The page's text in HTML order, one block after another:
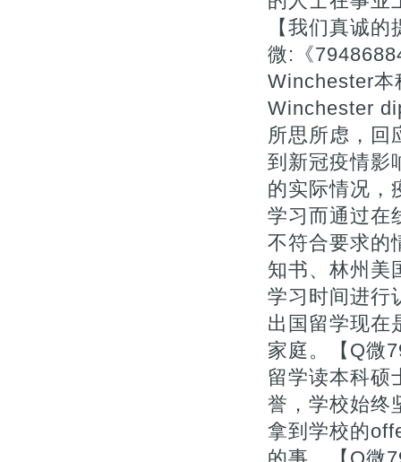
【我们真诚
微:《
Winchester本
Winchester
所思所虑，回
到新冠疫情影
的实际情况，
学习而通过在
不符合要求的
知书、林州美
学习时间进行
出国留学现在
家庭。【Q微
留学读本科硕
誉，学校始终
拿到学校的